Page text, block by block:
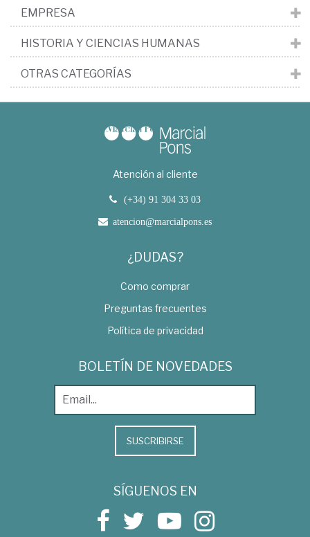
EMPRESA
HISTORIA Y CIENCIAS HUMANAS
OTRAS CATEGORÍAS
Atención al cliente
(+34) 91 304 33 03
atencion@marcialpons.es
¿DUDAS?
Como comprar
Preguntas frecuentes
Política de privacidad
BOLETÍN DE NOVEDADES
SUSCRIBIRSE
SÍGUENOS EN